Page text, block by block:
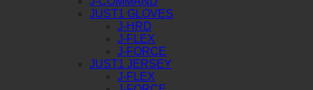
JUST1 GLOVES
J-HRD
J-FLEX
J-FORCE
JUST1 JERSEY
J-FLEX